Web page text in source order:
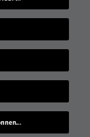
Diese Sneaker ändern ihre Farbe bei Sonnenlicht-Einstrahlung